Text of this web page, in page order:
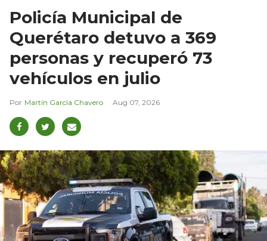
Policía Municipal de
Querétaro detuvo a 369
personas y recuperó 73
vehículos en julio
Martín García Chavero Aug 07, 2026